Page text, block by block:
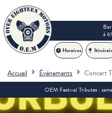
à
Horaires
Accueil Événements Concert
OEM Festival Tributes :